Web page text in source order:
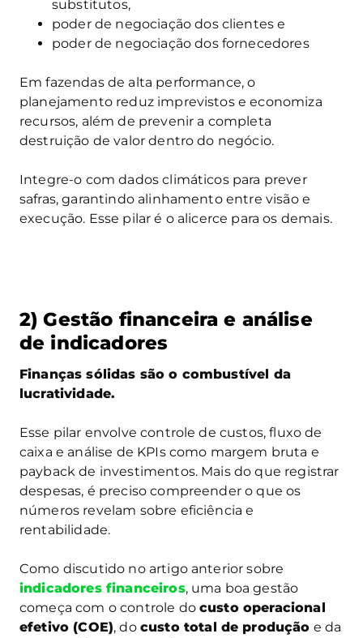
substitutos,
poder de negociação dos clientes e
poder de negociação dos fornecedores
Em fazendas de alta performance, o
planejamento reduz imprevistos e economiza
recursos, além de prevenir a completa
destruição de valor dentro do negócio.
Integre-o com dados climáticos para prever
safras, garantindo alinhamento entre visão e
execução. Esse pilar é o alicerce para os demais.
2) Gestão financeira e análise
de indicadores
Finanças sólidas são o combustível da
lucratividade.
Esse pilar envolve controle de custos, fluxo de
caixa e análise de KPIs como margem bruta e
payback de investimentos. Mais do que registrar
despesas, é preciso compreender o que os
números revelam sobre eficiência e
rentabilidade.
Como discutido no artigo anterior sobre
indicadores financeiros, uma boa gestão
começa com o controle docusto operacional
efetivo (COE), do custo total de produção e da